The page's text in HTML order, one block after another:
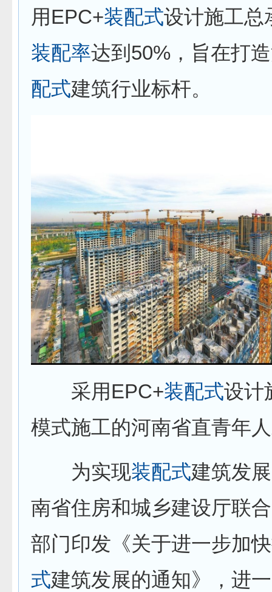
用EPC+装配式设计施工总
装配率达到50%，旨在打
配式建筑行业标杆。
采用EPC+装配式设计
模式施工的河南省直青年
为实现装配式建筑发
南省住房和城乡建设厅联
部门印发《关于进一步加
式建筑发展的通知》，进